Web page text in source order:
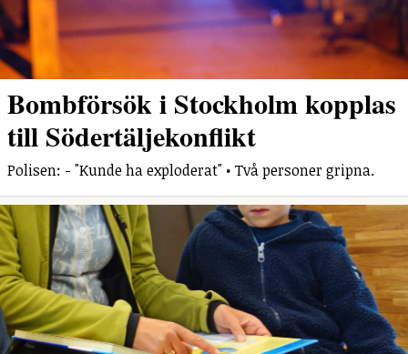
Bombförsök i Stockholm kopplas
till Södertäljekonflikt
Polisen: - "Kunde ha exploderat" • Två personer gripna.